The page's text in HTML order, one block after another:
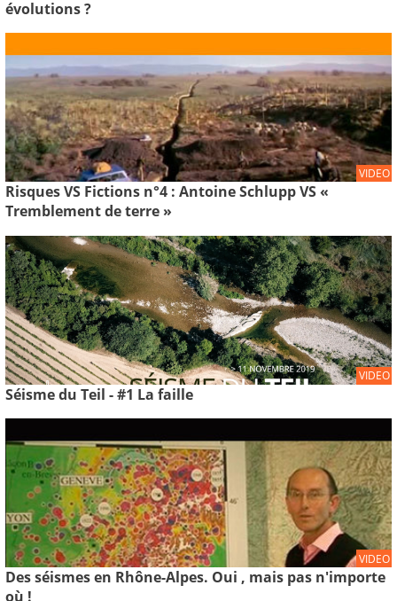
évolutions ?
VIDEO
Risques VS Fictions n°4 : Antoine Schlupp VS «
Tremblement de terre »
VIDEO
Séisme du Teil - #1 La faille
VIDEO
Des séismes en Rhône-Alpes. Oui , mais pas n'importe
où !